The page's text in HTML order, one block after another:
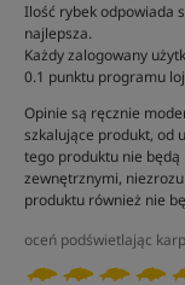
Ilość rybek odpowiada
najlepsza.
Każdy zalogowany
0.1 punktu programu
Opinie są ręcznie
szkalujące produkt, od
tego produktu nie
zewnętrznymi,
produktu również nie
oceń podświetlając